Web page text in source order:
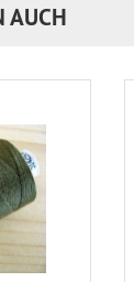
AUCH